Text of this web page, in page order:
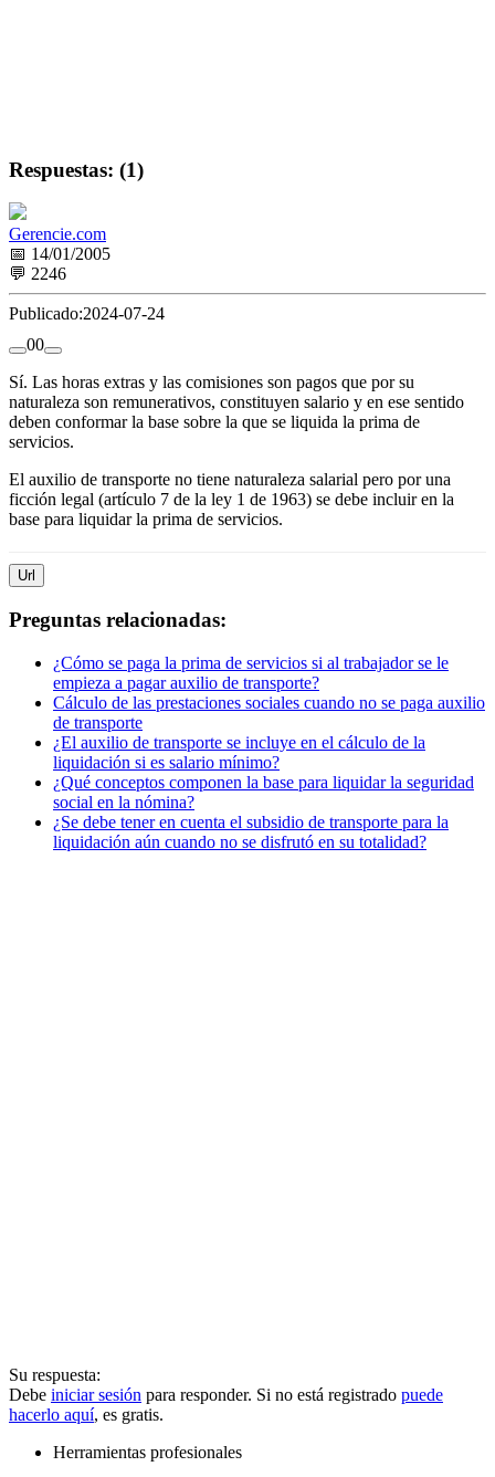
Respuestas: (1)
Gerencie.com
📅 14/01/2005
💬 2246
Publicado:2024-07-24
00
Sí. Las horas extras y las comisiones son pagos que por su
naturaleza son remunerativos, constituyen salario y en ese sentido
deben conformar la base sobre la que se liquida la prima de
servicios.
El auxilio de transporte no tiene naturaleza salarial pero por una
ficción legal (artículo 7 de la ley 1 de 1963) se debe incluir en la
base para liquidar la prima de servicios.
Url
Preguntas relacionadas:
¿Cómo se paga la prima de servicios si al trabajador se le
empieza a pagar auxilio de transporte?
Cálculo de las prestaciones sociales cuando no se paga auxilio
de transporte
¿El auxilio de transporte se incluye en el cálculo de la
liquidación si es salario mínimo?
¿Qué conceptos componen la base para liquidar la seguridad
social en la nómina?
¿Se debe tener en cuenta el subsidio de transporte para la
liquidación aún cuando no se disfrutó en su totalidad?
Su respuesta:
Debe iniciar sesión para responder. Si no está registrado puede
hacerlo aquí, es gratis.
Herramientas profesionales